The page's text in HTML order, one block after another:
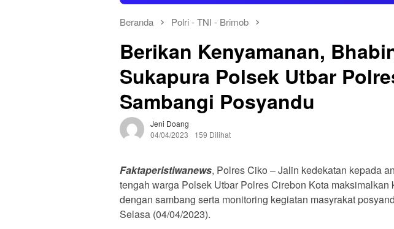
Beranda Polri - TNI - Brimob
Berikan Kenyamanan,
Sukapura Polsek Utbar
Sambangi Posyandu
Jeni Doang
04/04/2023
159 Dilihat
Faktaperistiwanews, Polres Ciko – Jalin kedekatan kepada
tengah warga Polsek Utbar Polres Cirebon Kota
dengan sambang serta monitoring kegiatan masyrakat
Selasa (04/04/2023).